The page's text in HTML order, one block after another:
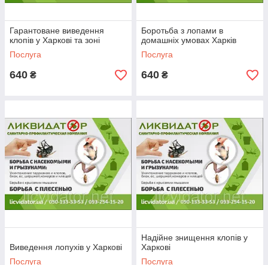
Гарантоване виведення
клопів у Харкові та зоні
Послуга
640 ₴
Боротьба з лопами в
домашніх умовах Харків
Послуга
640 ₴
Виведення лопухів у Харкові
Послуга
Надійне знищення клопів у
Харкові
Послуга